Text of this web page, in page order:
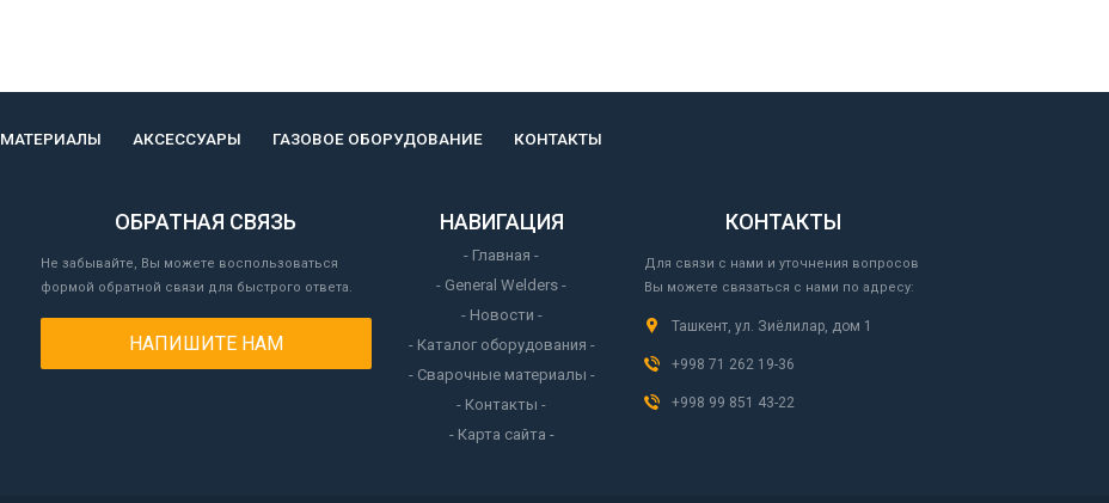
МАТЕРИАЛЫ АКСЕССУАРЫ ГАЗОВОЕ ОБОРУДОВАНИЕ КОНТАКТЫ
ОБРАТНАЯ СВЯЗЬ
Не забывайте, Вы можете воспользоваться
формой обратной связи для быстрого ответа.
НАПИШИТЕ НАМ
НАВИГАЦИЯ
- Главная -
- General Welders -
- Новости -
- Каталог оборудования -
- Сварочные материалы -
- Контакты -
- Карта сайта -
КОНТАКТЫ
Для связи с нами и уточнения вопросов
Вы можете связаться с нами по адресу:
Ташкент, ул. Зиёлилар, дом 1
+998 71 262 19-36
+998 99 851 43-22